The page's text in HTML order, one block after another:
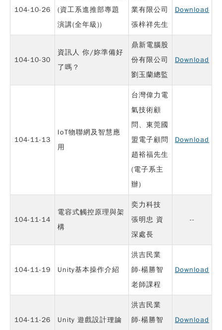
104-10-26
(資工系進推部專題
演講(全年級))
業有限公司
張梓祥先生
Download
104-10-30
資訊人 你/妳準備好
了嗎？
鼎新電腦股
份有限公司
劉玉蘭總監
Download
104-11-13
IoT物聯網及智慧應
用
台灣偉力電
氣技術顧
問、東莞國
盟電子顧問
趙裕福先生
(電子系主
辦)
Download
104-11-14
電容式觸控原理與架
構
奕力科技
張明忠 資
深處長
--
104-11-19 Unity基本操作介紹
洪吉民業
師-楊勝智
老師課程
Download
104-11-26 Unity 遊戲設計理論
洪吉民業
師-楊勝智
Download